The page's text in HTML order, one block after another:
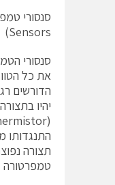
Sensors)
סנסורי
את כל
הדורשים
יהיו
התנגדותו
תצורה
טמפרטורה